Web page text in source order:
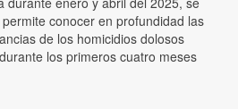
conocer en profundidad las
de los homicidios dolosos
los primeros cuatro meses